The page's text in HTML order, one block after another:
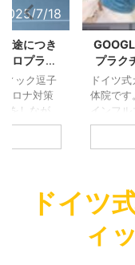
2025/7/18
途につき
ロプラク
で
ました！
ック逗子
ロナ対策
をしなが
さなお店
ように心が
る方の間
プラク
楽にこ
いただ
ドイツ
体院です
インフ
営業して
ので、
かりク
適温を提
ます。
間隔を
徹底し
ドイツ
ィ